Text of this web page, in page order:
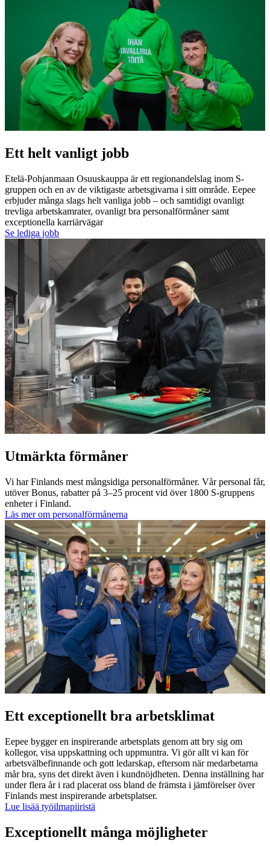
Ett helt vanligt jobb
Etelä-Pohjanmaan Osuuskauppa är ett regionandelslag inom S-
gruppen och en av de viktigaste arbetsgivarna i sitt område. Eepee
erbjuder många slags helt vanliga jobb – och samtidigt ovanligt
trevliga arbetskamrater, ovanligt bra personalförmåner samt
exceptionella karriärvägar
Se lediga jobb
Utmärkta förmåner
Vi har Finlands mest mångsidiga personalförmåner. Vår personal får,
utöver Bonus, rabatter på 3–25 procent vid över 1800 S-gruppens
enheter i Finland.
Läs mer om personalförmånerna
Ett exceptionellt bra arbetsklimat
Eepee bygger en inspirerande arbetsplats genom att bry sig om
kollegor, visa uppskattning och uppmuntra. Vi gör allt vi kan för
arbetsvälbefinnande och gott ledarskap, eftersom när medarbetarna
mår bra, syns det direkt även i kundnöjdheten. Denna inställning har
under flera år i rad placerat oss bland de främsta i jämförelser över
Finlands mest inspirerande arbetsplatser.
Lue lisää työilmapiiristä
Exceptionellt många möjligheter